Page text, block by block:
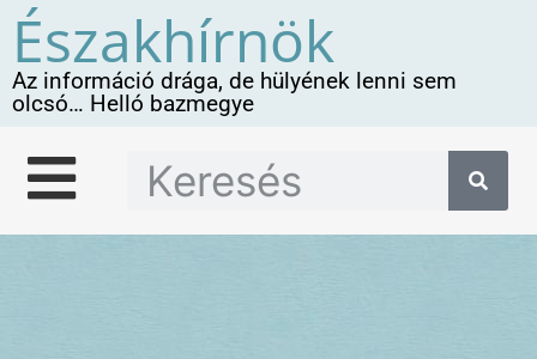
Északhírnök
Az információ drága, de hülyének lenni sem
olcsó… Helló bazmegye